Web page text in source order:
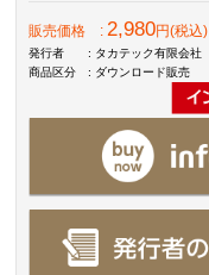
販売価格 :2,980円(税込)
発行者
: タカテック有限会社
商品区分
: ダウンロード販売